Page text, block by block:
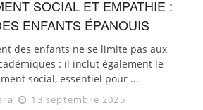
SOCIAL ET EMPATHIE :
ENFANTS ÉPANOUIS
des enfants ne se limite pas aux
: il inclut également le
social, essentiel pour ...
13 septembre 2025